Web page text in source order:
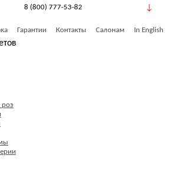
8 (800) 777-53-82
Гарантии Контакты Салонам In English
роз